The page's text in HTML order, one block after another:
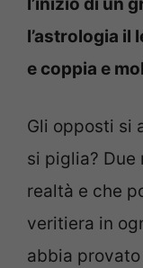
l’astrologia il
e coppia e
Gli opposti si
si piglia?
realtà e che
veritiera in
abbia